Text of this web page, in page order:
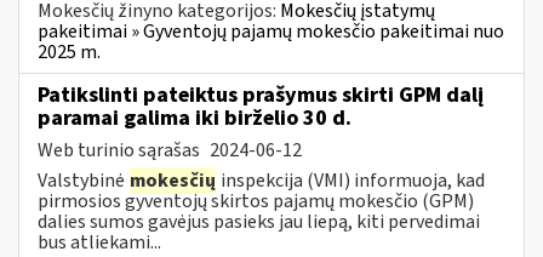
Mokesčių žinyno kategorijos: Mokesčių įstatymų
pakeitimai » Gyventojų pajamų mokesčio pakeitimai nuo
2025 m.
Patikslinti pateiktus prašymus skirti GPM dalį
paramai galima iki birželio 30 d.
Web turinio sąrašas 2024-06-12
Valstybinė mokesčių inspekcija (VMI) informuoja, kad
pirmosios gyventojų skirtos pajamų mokesčio (GPM)
dalies sumos gavėjus pasieks jau liepą, kiti pervedimai
bus atliekami...